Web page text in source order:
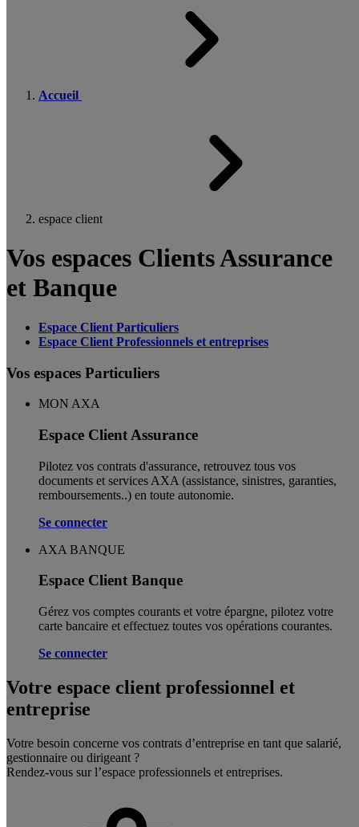
Accueil
espace client
Vos espaces Clients Assurance
et Banque
Espace Client Particuliers
Espace Client Professionnels et entreprises
Vos espaces Particuliers
MON AXA
Espace Client Assurance
Pilotez vos contrats d'assurance, retrouvez tous vos
documents et services AXA (assistance, sinistres, garanties,
remboursements..) en toute autonomie. ​
Se connecter
AXA BANQUE
Espace Client Banque
Gérez vos comptes courants et votre épargne, pilotez votre
carte bancaire et effectuez toutes vos opérations courantes.
Se connecter
Votre espace client professionnel et
entreprise
Votre besoin concerne vos contrats d’entreprise en tant que salarié,
gestionnaire ou dirigeant ?
Rendez-vous sur l’espace professionnels et entreprises.